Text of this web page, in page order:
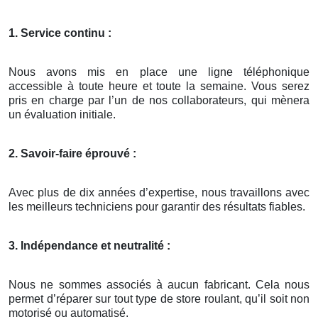
1. Service continu :
Nous avons mis en place une ligne téléphonique
accessible à toute heure et toute la semaine. Vous serez
pris en charge par l’un de nos collaborateurs, qui mènera
un évaluation initiale.
2. Savoir-faire éprouvé :
Avec plus de dix années d’expertise, nous travaillons avec
les meilleurs techniciens pour garantir des résultats fiables.
3. Indépendance et neutralité :
Nous ne sommes associés à aucun fabricant. Cela nous
permet d’réparer sur tout type de store roulant, qu’il soit non
motorisé ou automatisé.